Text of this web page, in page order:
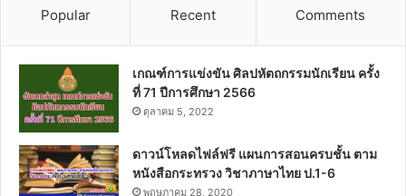
Popular Recent Comments
เกณฑ์การแข่งขัน ศิลปหัตถกรรมนักเรียน ครั้ง
ที่ 71 ปีการศึกษา 2566
ตุลาคม 5, 2022
ดาวน์โหลดไฟล์ฟรี แผนการสอนครบชั้น ตาม
หนังสือกระทรวง วิชาภาษาไทย ป.1-6
พฤษภาคม 28, 2020